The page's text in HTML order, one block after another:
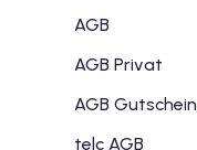
AGB
AGB Privat
AGB Gutschein
telc AGB